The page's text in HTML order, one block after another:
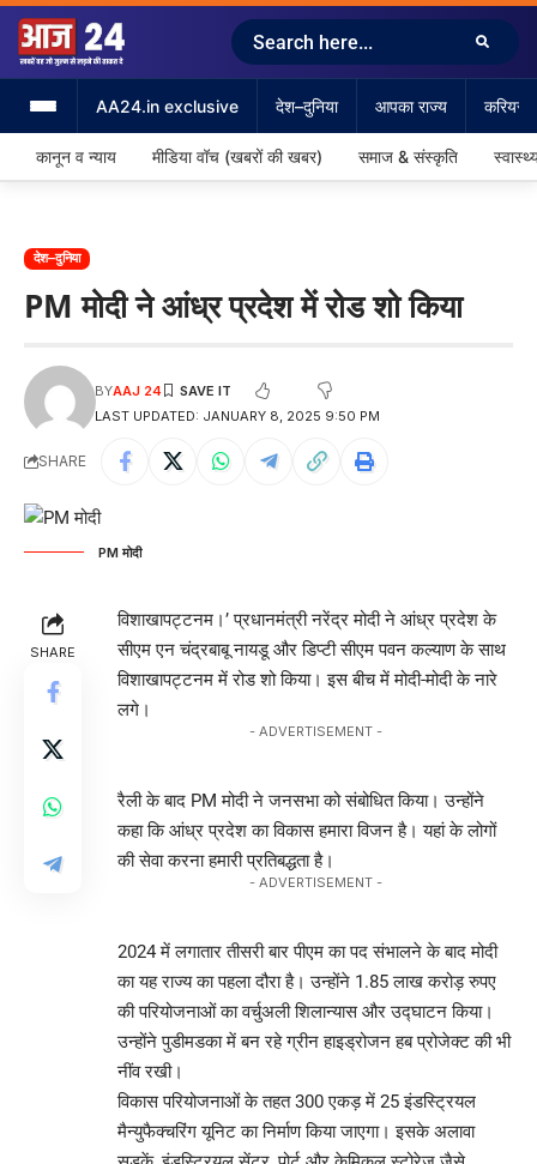
AA24.in exclusive देश–दुनिया आपका राज्य करियर
कानून व न्याय मीडिया वॉच (खबरों की खबर) समाज & संस्कृति
देश–दुनिया
PM मोदी ने आंध्र प्रदेश में रोड शो किया
LAST UPDATED: JANUARY 8, 2025 9:50 PM
BYAAJ 24
SHARE
PM मोदी
SHARE
विशाखापट्टनम।’प्रधानमंत्री नरेंद्र मोदी ने आंध्र प्रदेश के
सीएम एन चंद्रबाबू नायडू और डिप्टी सीएम पवन कल्याण के साथ
विशाखापट्टनममें रोड शो किया। इस बीच में मोदी-मोदी के नारे
लगे।
- ADVERTISEMENT -
रैली के बाद PM मोदी ने जनसभा को संबोधित किया। उन्होंने
कहा कि आंध्र प्रदेश का विकास हमारा विजन है। यहां के लोगों
की सेवा करना हमारी प्रतिबद्धता है।
- ADVERTISEMENT -
2024 में लगातार तीसरी बार पीएम का पद संभालने के बाद मोदी
का यह राज्य का पहला दौरा है। उन्होंने 1.85 लाख करोड़ रुपए
की परियोजनाओं का वर्चुअली शिलान्यास और उद्घाटन किया।
उन्होंने पुडीमडका में बन रहे ग्रीन हाइड्रोजन हब प्रोजेक्ट की भी
नींव रखी।
विकास परियोजनाओं के तहत 300 एकड़ में 25 इंडस्ट्रियल
मैन्युफैक्चरिंग यूनिट का निर्माण किया जाएगा। इसके अलावा